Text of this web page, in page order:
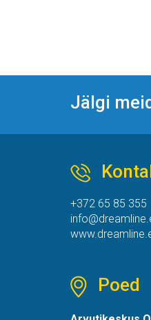
Jälgi
+372 65 85 355
Poed